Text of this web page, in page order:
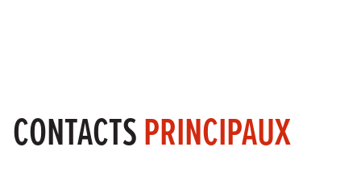
CONTACTSPRINCIPAUX